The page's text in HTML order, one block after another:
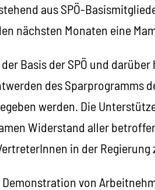
aus SPÖ-
nächsten Monaten eine
Basis der SPÖ und
des Sparprogramms
werden. Die
Widerstand aller
in der Regierung
Demonstration von